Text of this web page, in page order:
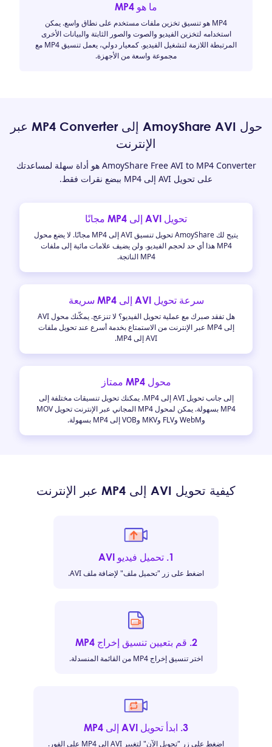
ما هو MP4
MP4 هو تنسيق تخزين ملفات مستخدم على نطاق واسع. يمكن
استخدامه لتخزين الفيديو والصوت والصور الثابتة والبيانات الأخرى
المرتبطة اللازمة لتشغيل الفيديو. كمعيار دولي، يعمل تنسيق MP4 مع
مجموعة واسعة من الأجهزة.
حول AmoyShare AVI إلى MP4 Converter عبر
الإنترنت
AmoyShare Free AVI to MP4 Converter هو أداة سهلة لمساعدتك
على تحويل AVI إلى MP4 ببضع نقرات فقط.
تحويل AVI إلى MP4 مجانًا
يتيح لك AmoyShare تحويل تنسيق AVI إلى MP4 مجانًا. لا يضع محول
MP4 هذا أي حد لحجم الفيديو. ولن يضيف علامات مائية إلى ملفات
MP4 الناتجة.
سرعة تحويل AVI إلى MP4 سريعة
هل تفقد صبرك مع عملية تحويل الفيديو؟ لا تنزعج. يمكّنك محول AVI
إلى MP4 عبر الإنترنت من الاستمتاع بخدمة أسرع عند تحويل ملفات
AVI إلى MP4.
محول MP4 ممتاز
إلى جانب تحويل AVI إلى MP4، يمكنك تحويل تنسيقات مختلفة إلى
MP4 بسهولة. يمكن لمحول MP4 المجاني عبر الإنترنت تحويل MOV
وWebM وFLV وMKV وVOB إلى MP4 بسهولة.
كيفية تحويل AVI إلى MP4 عبر الإنترنت
1. تحميل فيديو AVI
اضغط على زر "تحميل ملف" لإضافة ملف AVI.
2. قم بتعيين تنسيق إخراج MP4
اختر تنسيق إخراج MP4 من القائمة المنسدلة.
3. ابدأ تحويل AVI إلى MP4
اضغط على زر "تحويل الآن" لتغيير AVI إلى MP4 على الفور.